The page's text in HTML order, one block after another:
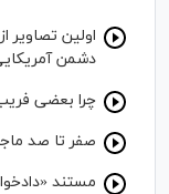
اولین تصاویر
دشمن
چرا بعضی
صفر تا صد
مستند